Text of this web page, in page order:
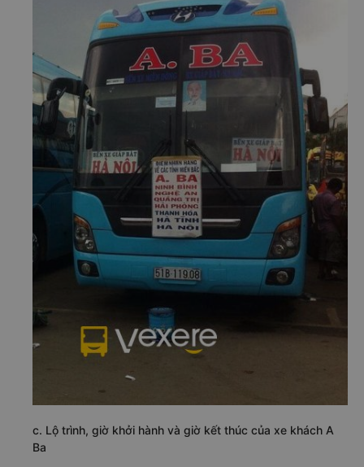
c. Lộ trình, giờ khởi hành và giờ kết thúc của xe khách A
Ba